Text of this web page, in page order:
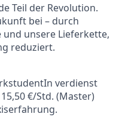
Teil der Revolution.
bei – durch
und unsere Lieferkette,
reduziert.
verdienst
€/Std. (Master)